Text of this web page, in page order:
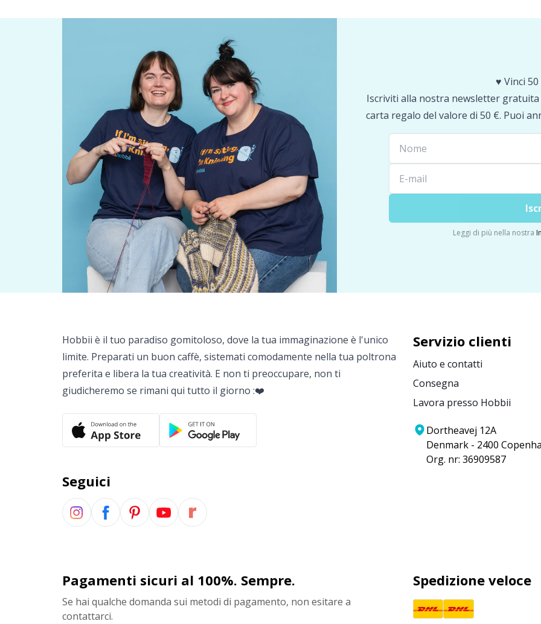
♥️ Vinci
Iscriviti alla nostra newsletter
carta regalo del valore di 50 €. Puoi
Leggi di più nella nostra
Hobbii è il tuo paradiso gomitoloso, dove la tua immaginazione è l'unico
limite. Preparati un buon caffè, sistemati comodamente nella tua poltrona
preferita e libera la tua creatività. E non ti preoccupare, non ti
giudicheremo se rimani qui tutto il giorno :❤️
Seguici
Servizio clienti
Aiuto e contatti
Consegna
Lavora presso Hobbii
Dortheavej 12A
Denmark - 2400
Org. nr: 36909587
Pagamenti sicuri al 100%. Sempre.
Se hai qualche domanda sui metodi di pagamento, non esitare a
contattarci.
Spedizione veloce